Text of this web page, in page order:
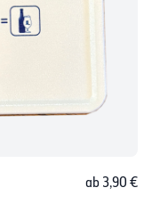
ab 3,90 €